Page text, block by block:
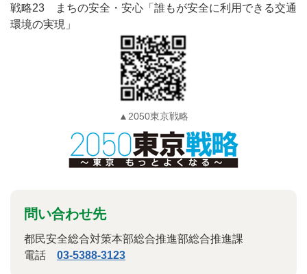
戦略23 まちの安全・安心「誰もが安全に利用できる交通
環境の実現」
▲2050東京戦略
問い合わせ先
都民安全総合対策本部総合推進部総合推進課
電話 03-5388-3123